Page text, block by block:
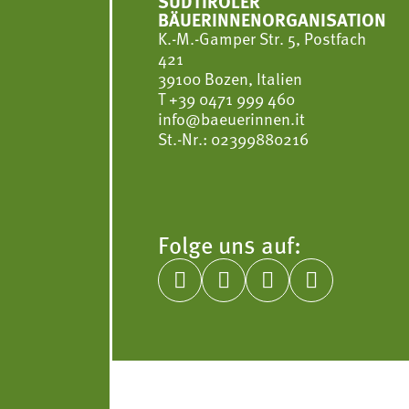
BÄUERINNENORGANISATION
K.-M.-Gamper Str. 5, Postfach
421
39100 Bozen, Italien
T+39 0471 999 460
info@baeuerinnen.it
St.-Nr.: 02399880216
Folge uns auf:
   